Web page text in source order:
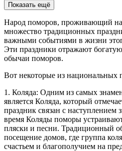
Показать ещё
Народ поморов, проживающий на
множество традиционных
важными событиями в жизни
Эти праздники отражают
обычаи поморов.
Вот некоторые из национальных
1. Коляда: Одним из самых
является Коляда, который
праздник связан с
время Коляды поморы
пляски и песни. Традиционный
посещение домов, где группа
счастьем и благополучием на